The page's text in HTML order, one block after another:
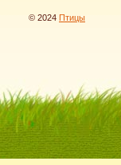
© 2024 Птицы